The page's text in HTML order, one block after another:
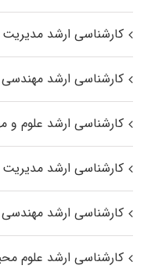
کارشناسی ارشد
کارشناسی ارشد
کارشناسی ارشد علوم و
کارشناسی ارشد مدیریت
کارشناسی ارشد
کارشناسی ارشد علوم